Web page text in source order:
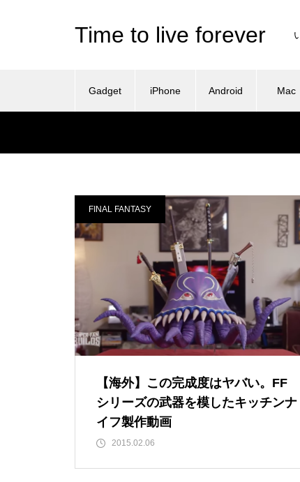
Time to live forever
Gadget iPhone Android Mac
FINAL FANTASY
【海外】この完成度はヤバい。FF
シリーズの武器を模したキッチンナ
イフ製作動画
2015.02.06